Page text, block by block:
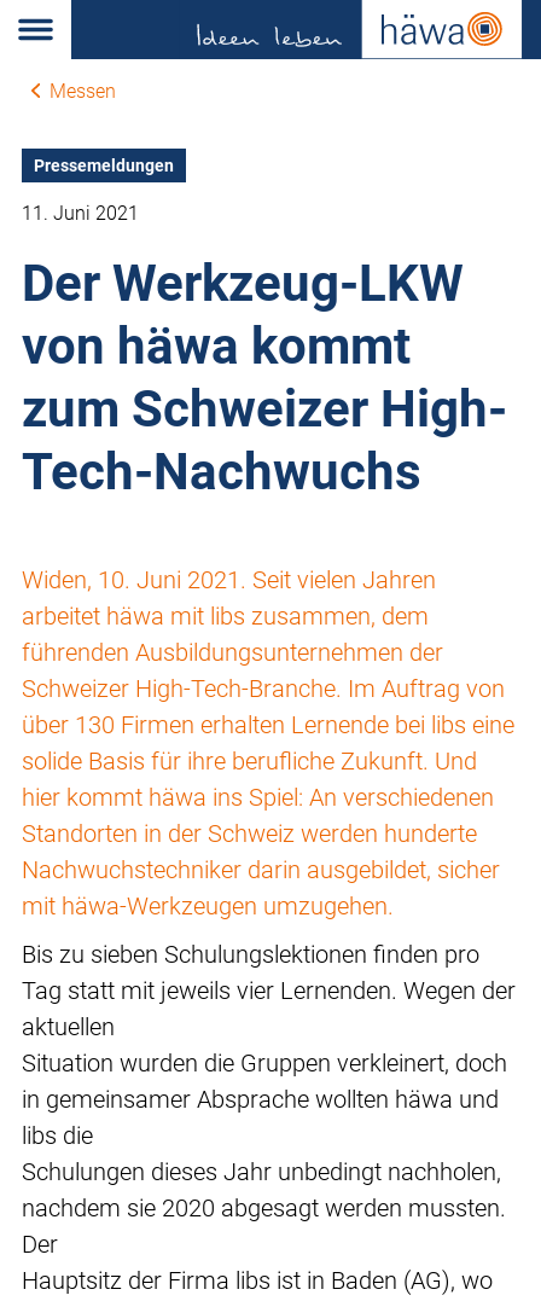
Messen
Pressemeldungen
11. Juni 2021
Der Werkzeug-LKW
von häwa kommt
zum Schweizer High-
Tech-Nachwuchs
Widen, 10. Juni 2021. Seit vielen Jahren
arbeitet häwa mit libs zusammen, dem
führenden Ausbildungsunternehmen der
Schweizer High-Tech-Branche. Im Auftrag von
über 130 Firmen erhalten Lernende bei libs eine
solide Basis für ihre berufliche Zukunft. Und
hier kommt häwa ins Spiel: An verschiedenen
Standorten in der Schweiz werden hunderte
Nachwuchstechniker darin ausgebildet, sicher
mit häwa-Werkzeugen umzugehen.
Bis zu sieben Schulungslektionen finden pro
Tag statt mit jeweils vier Lernenden. Wegen der
aktuellen
Situation wurden die Gruppen verkleinert, doch
in gemeinsamer Absprache wollten häwa und
libs die
Schulungen dieses Jahr unbedingt nachholen,
nachdem sie 2020 abgesagt werden mussten.
Der
Hauptsitz der Firma libs ist in Baden (AG), wo